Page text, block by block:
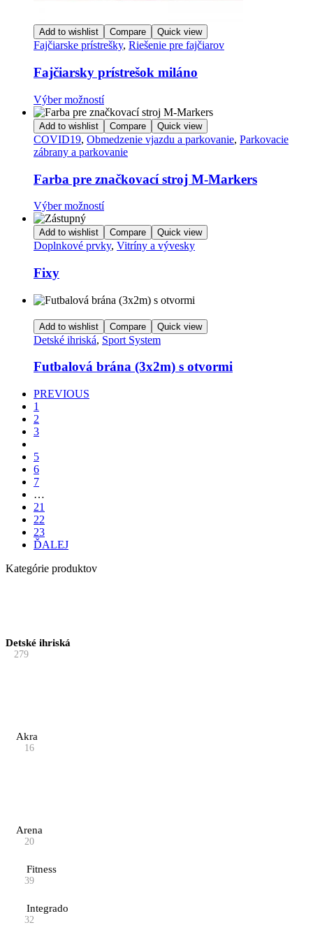
Add to wishlist Compare Quick view
Fajčiarske prístrešky, Riešenie pre fajčiarov
Fajčiarsky prístrešok miláno
Výber možnostíTento
produkt
má
viacero
variantov.
môžete
vybrať
na
stránke
produktu.
Add to wishlist Compare Quick view
COVID19, Obmedzenie vjazdu a parkovanie, Parkovacie
zábrany a parkovanie
Farba pre značkovací stroj M-Markers
Výber možnostíTento
má
viacero
variantov.
môžete
vybrať
na
stránke
produktu.
Add to wishlist Compare Quick view
Doplnkové prvky, Vitríny a vývesky
Fixy
Add to wishlist Compare Quick view
Detské ihriská, Sport System
Futbalová brána (3x2m) s otvormi
PREVIOUS
1
2
3
5
6
7
…
21
22
23
ĎALEJ
Kategórie produktov
Detské ihriská
279
Akra
16
Arena
20
Fitness
39
Integrado
32